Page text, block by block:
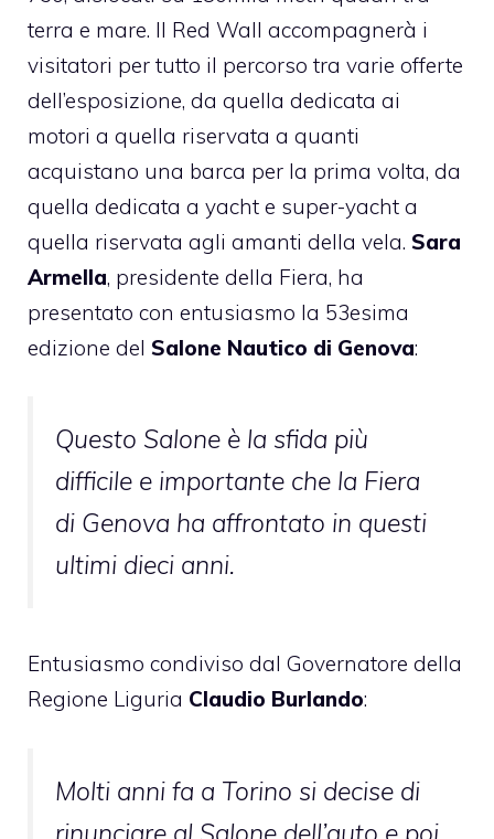
terra e mare. Il Red Wall accompagnerà i
visitatori per tutto il percorso tra varie offerte
dell’esposizione, da quella dedicata ai
motori a quella riservata a quanti
acquistano una barca per la prima volta, da
quella dedicata a yacht e super-yacht a
quella riservata agli amanti della vela. Sara
Armella, presidente della Fiera, ha
presentato con entusiasmo la 53esima
edizione del Salone Nautico di Genova:
Questo Salone è la sfida più
difficile e importante che la Fiera
di Genova ha affrontato in questi
ultimi dieci anni.
Entusiasmo condiviso dal Governatore della
Regione Liguria Claudio Burlando:
Molti anni fa a Torino si decise di